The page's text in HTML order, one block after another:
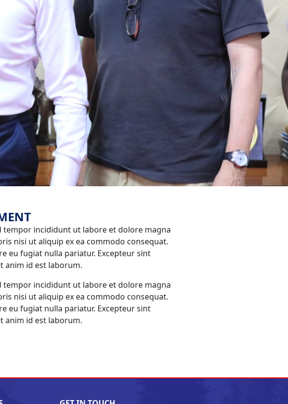
tempor incididunt ut labore et dolore magna
nisi ut aliquip ex ea commodo consequat.
eu fugiat nulla pariatur. Excepteur sint
anim id est laborum.
tempor incididunt ut labore et dolore magna
nisi ut aliquip ex ea commodo consequat.
eu fugiat nulla pariatur. Excepteur sint
anim id est laborum.